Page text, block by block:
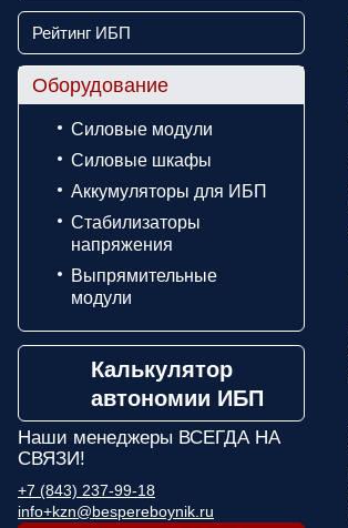
Рейтинг ИБП
Оборудование
Силовые модули
Силовые шкафы
Аккумуляторы для ИБП
Стабилизаторы
напряжения
Выпрямительные
модули
Калькулятор
автономии ИБП
Наши менеджеры ВСЕГДА НА
СВЯЗИ!
+7 (843) 237-99-18
info+kzn@bespereboynik.ru